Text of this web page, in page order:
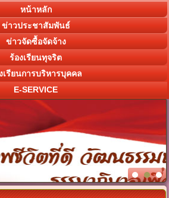
หน้าหลัก
ข่าวประชาสัมพันธ์
ข่าวจัดซื้อจัดจ้าง
ร้องเรียนทุจริต
เรียนการบริหารบุคคล
E-SERVICE